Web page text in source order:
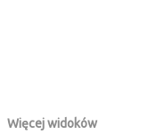
Więcej widoków